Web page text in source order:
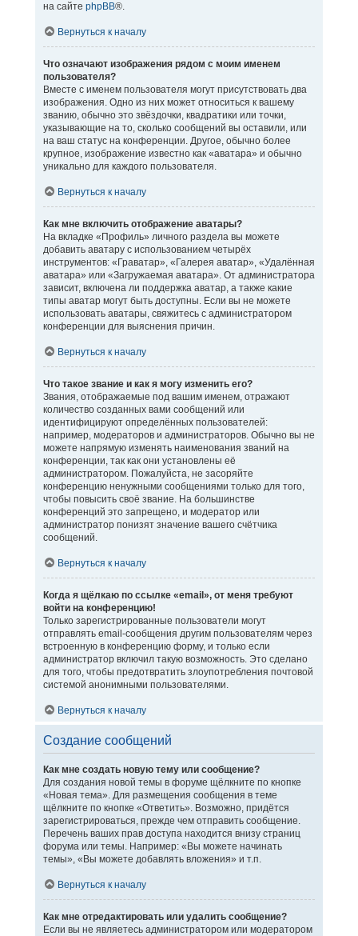
на сайте phpBB®.
Вернуться к началу
Что означают изображения рядом с моим именем
пользователя?
Вместе с именем пользователя могут присутствовать два
изображения. Одно из них может относиться к вашему
званию, обычно это звёздочки, квадратики или точки,
указывающие на то, сколько сообщений вы оставили, или
на ваш статус на конференции. Другое, обычно более
крупное, изображение известно как «аватара» и обычно
уникально для каждого пользователя.
Вернуться к началу
Как мне включить отображение аватары?
На вкладке «Профиль» личного раздела вы можете
добавить аватару с использованием четырёх
инструментов: «Граватар», «Галерея аватар», «Удалённая
аватара» или «Загружаемая аватара». От администратора
зависит, включена ли поддержка аватар, а также какие
типы аватар могут быть доступны. Если вы не можете
использовать аватары, свяжитесь с администратором
конференции для выяснения причин.
Вернуться к началу
Что такое звание и как я могу изменить его?
Звания, отображаемые под вашим именем, отражают
количество созданных вами сообщений или
идентифицируют определённых пользователей:
например, модераторов и администраторов. Обычно вы не
можете напрямую изменять наименования званий на
конференции, так как они установлены её
администратором. Пожалуйста, не засоряйте
конференцию ненужными сообщениями только для того,
чтобы повысить своё звание. На большинстве
конференций это запрещено, и модератор или
администратор понизят значение вашего счётчика
сообщений.
Вернуться к началу
Когда я щёлкаю по ссылке «email», от меня требуют
войти на конференцию!
Только зарегистрированные пользователи могут
отправлять email-сообщения другим пользователям через
встроенную в конференцию форму, и только если
администратор включил такую возможность. Это сделано
для того, чтобы предотвратить злоупотребления почтовой
системой анонимными пользователями.
Вернуться к началу
Создание сообщений
Как мне создать новую тему или сообщение?
Для создания новой темы в форуме щёлкните по кнопке
«Новая тема». Для размещения сообщения в теме
щёлкните по кнопке «Ответить». Возможно, придётся
зарегистрироваться, прежде чем отправить сообщение.
Перечень ваших прав доступа находится внизу страниц
форума или темы. Например: «Вы можете начинать
темы», «Вы можете добавлять вложения» и т.п.
Вернуться к началу
Как мне отредактировать или удалить сообщение?
Если вы не являетесь администратором или модератором